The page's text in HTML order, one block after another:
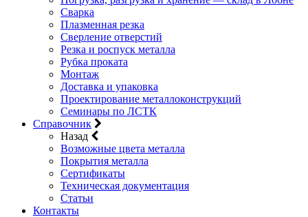
Сварка
Плазменная резка
Сверление отверстий
Резка и роспуск металла
Рубка проката
Монтаж
Доставка и упаковка
Проектирование металлоконструкций
Семинары по ЛСТК
Справочник
Назад
Возможные цвета металла
Покрытия металла
Сертификаты
Техническая документация
Статьи
Контакты